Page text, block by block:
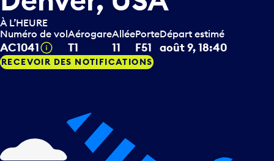
À L’HEURE
Numéro de vol
AC1041 Infobulle
Aérogare
T1
Allée
11
Porte
F51
Départ estimé
août 9, 18:40
RECEVOIR DES NOTIFICATIONS